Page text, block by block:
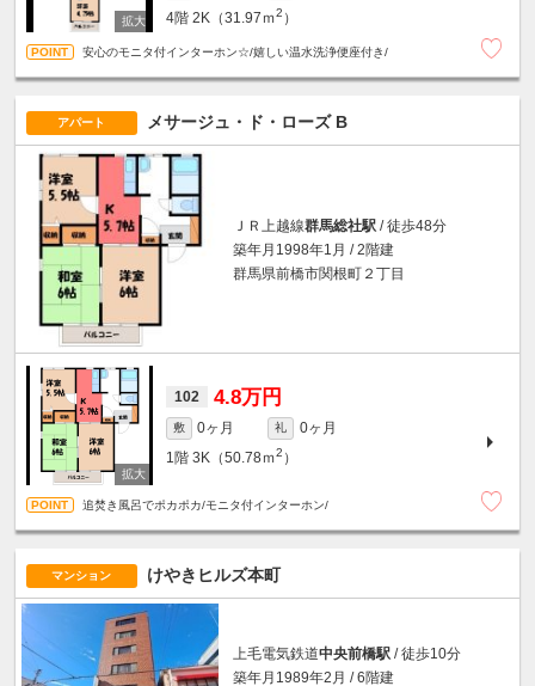
4階 2K（31.97ｍ2 ）
安心のモニタ付インターホン☆/嬉しい温水洗浄便座付き/
アパート メサージュ・ド・ローズ B
ＪＲ上越線群馬総社駅 / 徒歩48分
築年月1998年1月 / 2階建
群馬県前橋市関根町２丁目
102 4.8万円
敷 0ヶ月 礼
0ヶ月
1階 3K（50.78ｍ2 ）
追焚き風呂でポカポカ/モニタ付インターホン/
マンション けやきヒルズ本町
上毛電気鉄道中央前橋駅 / 徒歩10分
築年月1989年2月 / 6階建